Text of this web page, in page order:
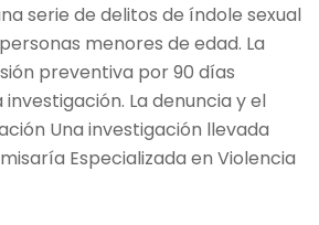
serie de delitos de índole sexual
menores de edad. La
preventiva por 90 días
La denuncia y el
Una investigación llevada
Especializada en Violencia